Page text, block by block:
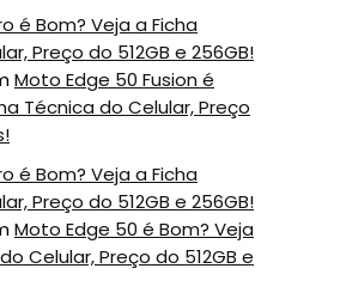
é Bom? Veja a Ficha
Preço do 512GB e 256GB!
Moto Edge 50 Fusion é
Técnica do Celular, Preço
é Bom? Veja a Ficha
Preço do 512GB e 256GB!
Moto Edge 50 é Bom? Veja
Celular, Preço do 512GB e